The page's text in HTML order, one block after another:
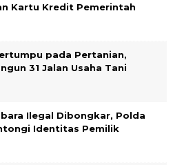
Kartu Kredit Pemerintah
pada Pertanian,
31 Jalan Usaha Tani
Ilegal Dibongkar, Polda
Identitas Pemilik